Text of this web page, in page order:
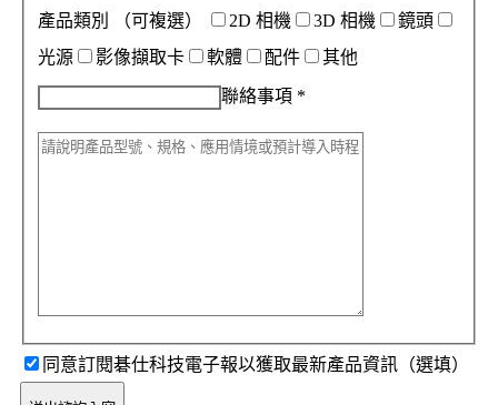
產品類別 （可複選） 2D 相機 3D 相機
鏡頭
光源
影像擷取卡 軟體 配件 其他
聯絡事項 *
同意訂閱碁仕科技電子報以獲取最新產品資訊（選填）